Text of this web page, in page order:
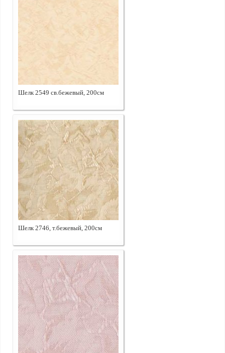
Шелк 2549 св.бежевый, 200см
Шелк 2746, т.бежевый, 200см